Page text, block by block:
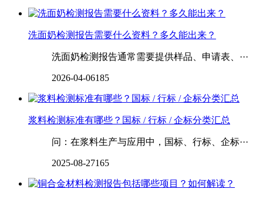
洗面奶检测报告需要什么资料？多久能出来？
洗面奶检测报告通常需要提供样品、申请表、···
2026-04-06185
浆料检测标准有哪些？国标 / 行标 / 企标分类汇总
问：在浆料生产与应用中，国标、行标、企标···
2025-08-27165